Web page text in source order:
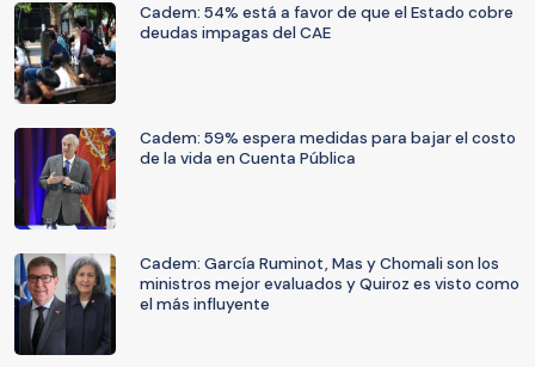
Cadem: 54% está a favor de que el Estado cobre
deudas impagas del CAE
Cadem: 59% espera medidas para bajar el costo
de la vida en Cuenta Pública
Cadem: García Ruminot, Mas y Chomali son los
ministros mejor evaluados y Quiroz es visto como
el más influyente